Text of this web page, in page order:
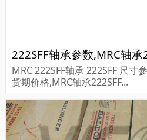
222SFF轴承参数,MRC轴承
MRC 222SFF轴承 222SFF 尺寸
货期价格,MRC轴承222SFF...